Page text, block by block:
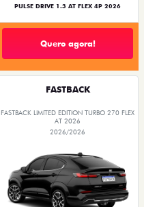
PULSE DRIVE 1.3 AT FLEX 4P 2026
Quero agora!
FASTBACK
FASTBACK LIMITED EDITION TURBO 270 FLEX
AT 2026
2026/2026